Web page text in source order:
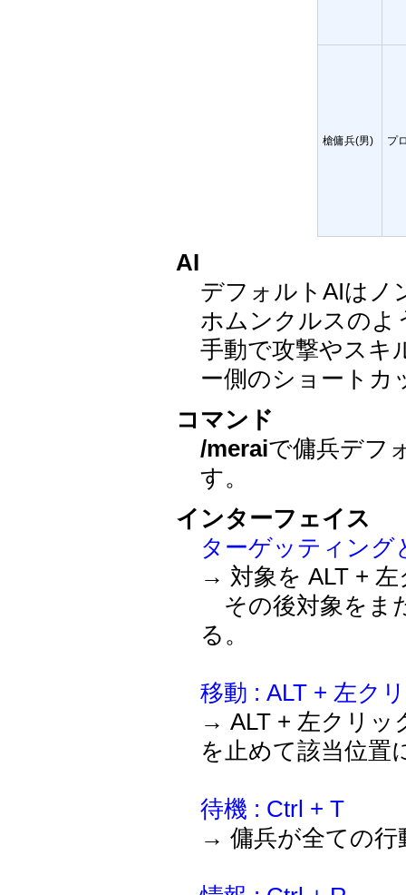
槍傭兵(男) プ
AI
デフォルトAIはノ
ホムンクルスのよ
手動で攻撃やスキ
ー側のショートカ
コマンド
/meraiで傭兵デフ
す。
インターフェイス
ターゲッティング
→ 対象を ALT +
その後対象をま
る。
移動 : ALT + 左ク
→ ALT + 左クリッ
を止めて該当位置
待機 : Ctrl + T
→ 傭兵が全ての行